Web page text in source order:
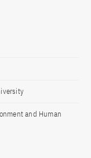
and Human